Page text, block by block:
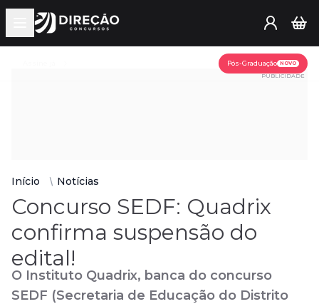
Open main menu
Pós-Graduação NOVO
PUBLICIDADE
Início Notícias
Concurso SEDF: Quadrix
confirma suspensão do
edital!
O Instituto Quadrix, banca do concurso
SEDF (Secretaria de Educação do Distrito